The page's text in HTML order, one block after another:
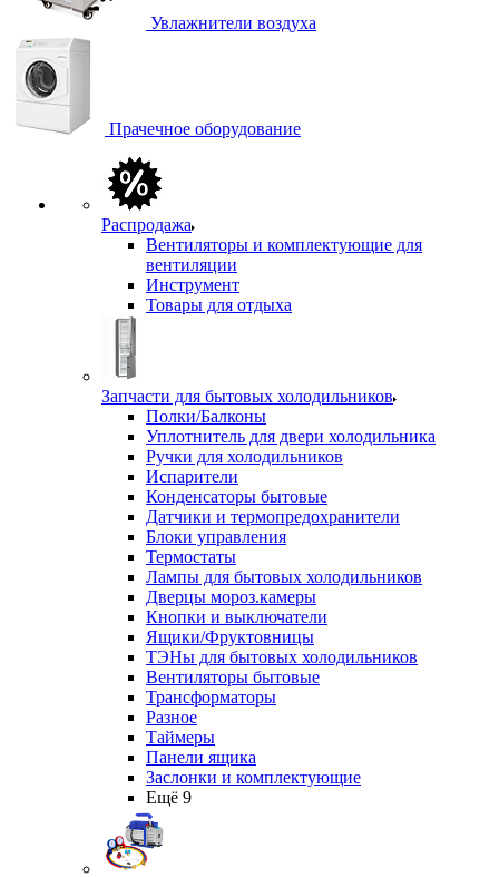
Увлажнители воздуха
Прачечное оборудование
Распродажа
Вентиляторы и комплектующие для
вентиляции
Инструмент
Товары для отдыха
Запчасти для бытовых холодильников
Полки/Балконы
Уплотнитель для двери холодильника
Ручки для холодильников
Испарители
Конденсаторы бытовые
Датчики и термопредохранители
Блоки управления
Термостаты
Лампы для бытовых холодильников
Дверцы мороз.камеры
Кнопки и выключатели
Ящики/Фруктовницы
ТЭНы для бытовых холодильников
Вентиляторы бытовые
Трансформаторы
Разное
Таймеры
Панели ящика
Заслонки и комплектующие
Ещё 9